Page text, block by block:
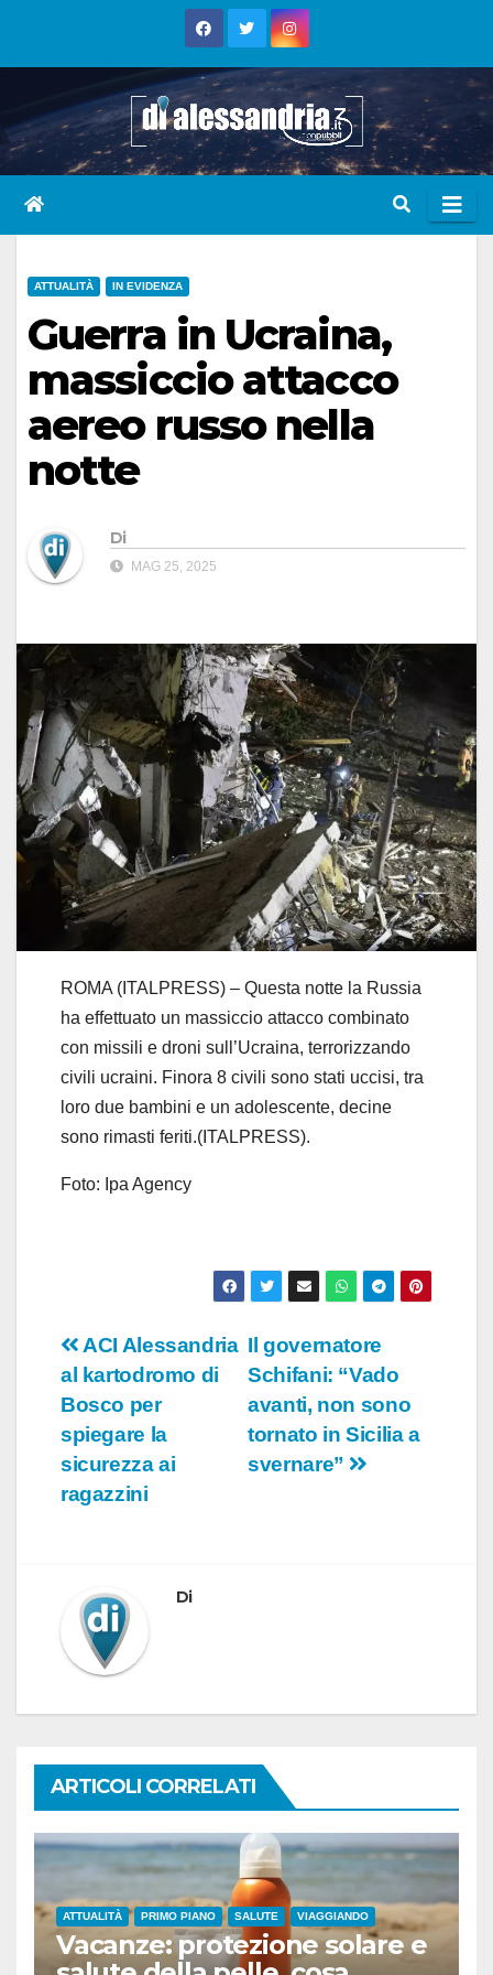
ATTUALITÀ IN EVIDENZA
Guerra in Ucraina,
massiccio attacco
aereo russo nella
notte
Di
MAG 25, 2025
ROMA (ITALPRESS) – Questa notte la Russia
ha effettuato un massiccio attacco combinato
con missili e droni sull’Ucraina, terrorizzando
civili ucraini. Finora 8 civili sono stati uccisi, tra
loro due bambini e un adolescente, decine
sono rimasti feriti.(ITALPRESS).
Foto: Ipa Agency
Navigazione
articoli
Il governatore
Schifani: “Vado
avanti, non sono
tornato in Sicilia a
svernare”
ACI Alessandria
al kartodromo di
Bosco per
spiegare la
sicurezza ai
ragazzini
Di
ARTICOLI CORRELATI
ATTUALITÀ PRIMO PIANO SALUTE VIAGGIANDO
Vacanze: protezione solare e